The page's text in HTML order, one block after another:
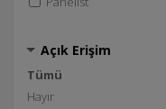
Açık Erişim
Tümü
Hayır